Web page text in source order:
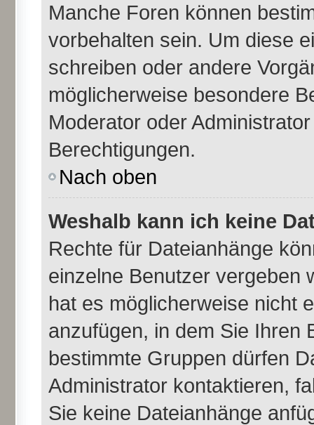
Manche Foren können
vorbehalten sein. Um diese
schreiben oder andere
möglicherweise besondere
Moderator oder
Berechtigungen.
Nach oben
Weshalb kann ich keine
Rechte für Dateianhänge
einzelne Benutzer vergeben
hat es möglicherweise nicht
anzufügen, in dem Sie Ihren
bestimmte Gruppen dürfen
Administrator kontaktieren,
Sie keine Dateianhänge